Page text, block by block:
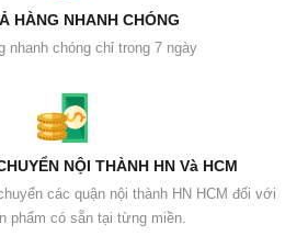
HÀNG NHANH CHÓNG
nhanh chóng chỉ trong 7 ngày
NỘI THÀNH HN Và HCM
các quận nội thành HN HCM đối với
phẩm có sẵn tại từng miền.